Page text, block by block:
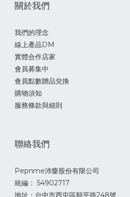
關於我們
我們的理念
線上產品DM
實體合作店家
會員募集中
會員點數贈品兌換
購物須知
服務條款與細則
聯絡我們
Pepnme沛麋股份有限公司
統編： 54902717
地址：台中市西屯區順平路248號